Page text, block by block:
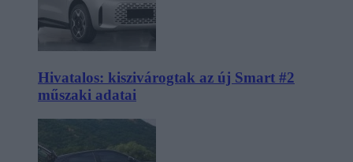
Hivatalos: kiszivárogtak az új Smart #2
műszaki adatai